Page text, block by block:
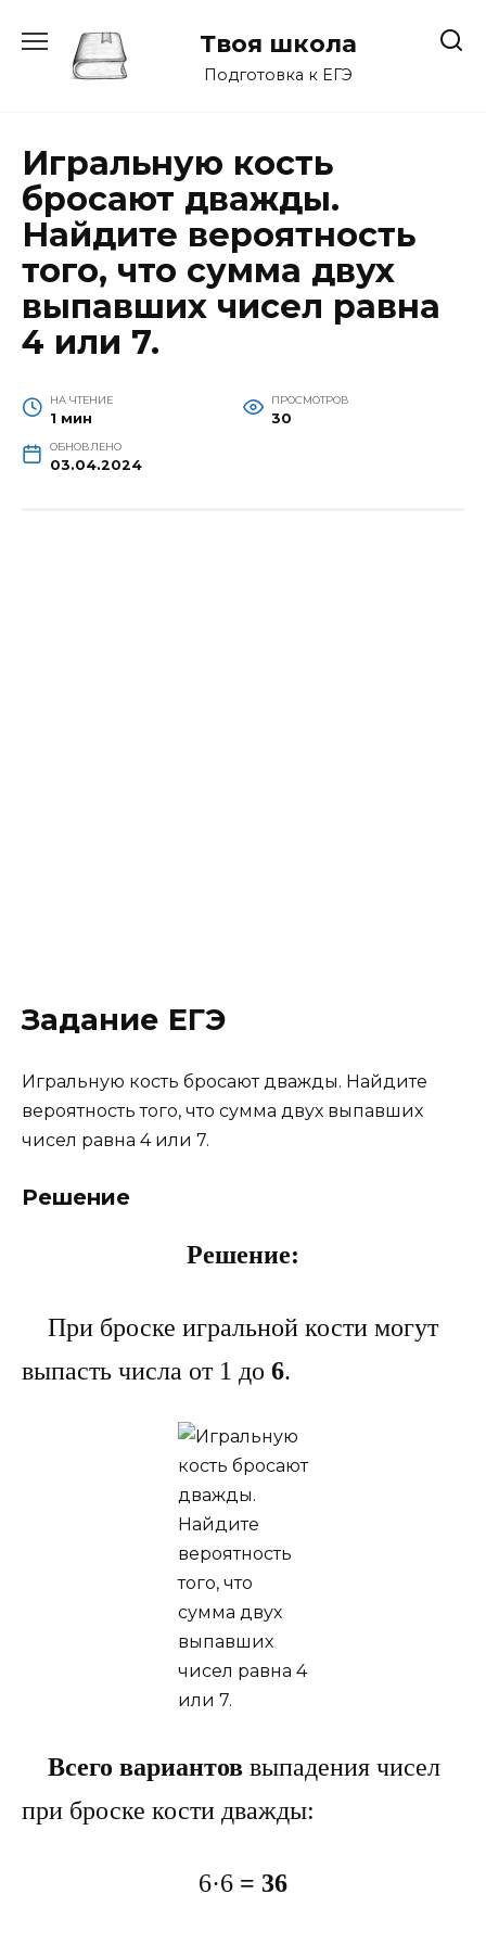
содержанию
Твоя школа
Подготовка к ЕГЭ
Игральную кость
бросают дважды.
Найдите вероятность
того, что сумма двух
выпавших чисел равна
4 или 7.
НА ЧТЕНИЕ
1 мин
ПРОСМОТРОВ
30
ОБНОВЛЕНО
03.04.2024
Задание ЕГЭ
Игральную кость бросают дважды. Найдите
вероятность того, что сумма двух выпавших
чисел равна 4 или 7.
Решение
Решение:
При броске игральной кости могут
выпасть числа от 1 до 6.
Всего вариантов выпадения чисел
при броске кости дважды:
6·6 = 36